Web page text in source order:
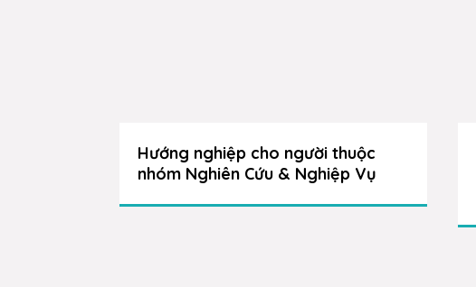
Hướng nghiệp cho người thuộc
nhóm Nghiên Cứu & Nghiệp Vụ